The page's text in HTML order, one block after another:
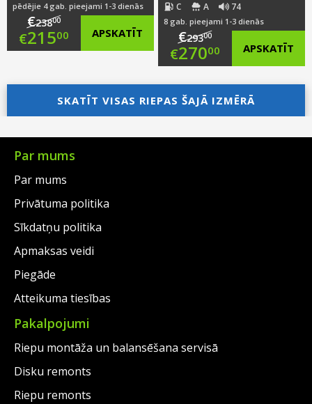
pēdējie 4 gab. pieejami 1-3 dienās
€23800
Original
was:
€238.00.
€21500
price
is:
€215.00.
APSKATĪT
C A 74
8 gab. pieejami 1-3 dienās
€29300
Original
price
was:
€293.00.
€27000
Current
price
is:
APSKATĪT
SKATĪT VISAS RIEPAS ŠAJĀ IZMĒRĀ
Par mums
Par mums
Privātuma politika
Sīkdatņu politika
Apmaksas veidi
Piegāde
Atteikuma tiesības
Pakalpojumi
Riepu montāža un balansēšana servisā
Disku remonts
Riepu remonts